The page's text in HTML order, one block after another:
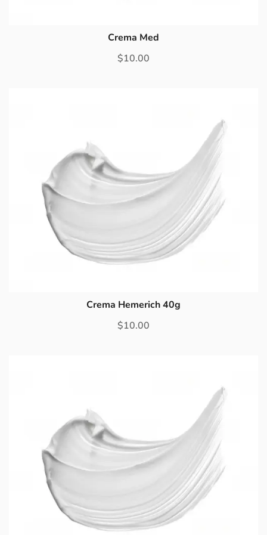
Crema Med
$10.00
Crema Hemerich 40g
$10.00